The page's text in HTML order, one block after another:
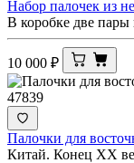
Набор палочек из
В коробке две пары
10 000 ₽
47839
Палочки для
Китай. Конец ХХ